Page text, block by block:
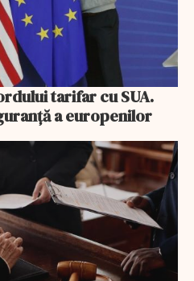
tarifar cu SUA.
a europenilor